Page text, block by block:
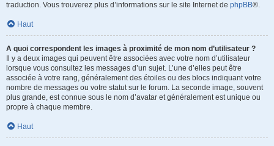
traduction. Vous trouverez plus d’informations sur le site Internet de phpBB®.
Haut
A quoi correspondent les images à proximité de mon nom d’utilisateur ?
Il y a deux images qui peuvent être associées avec votre nom d’utilisateur
lorsque vous consultez les messages d’un sujet. L’une d’elles peut être
associée à votre rang, généralement des étoiles ou des blocs indiquant votre
nombre de messages ou votre statut sur le forum. La seconde image, souvent
plus grande, est connue sous le nom d’avatar et généralement est unique ou
propre à chaque membre.
Haut